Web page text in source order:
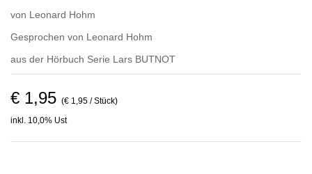
von Leonard Hohm
Gesprochen von Leonard Hohm
aus der Hörbuch Serie Lars BUTNOT
€ 1,95 (€ 1,95 / Stück)
inkl. 10,0% Ust